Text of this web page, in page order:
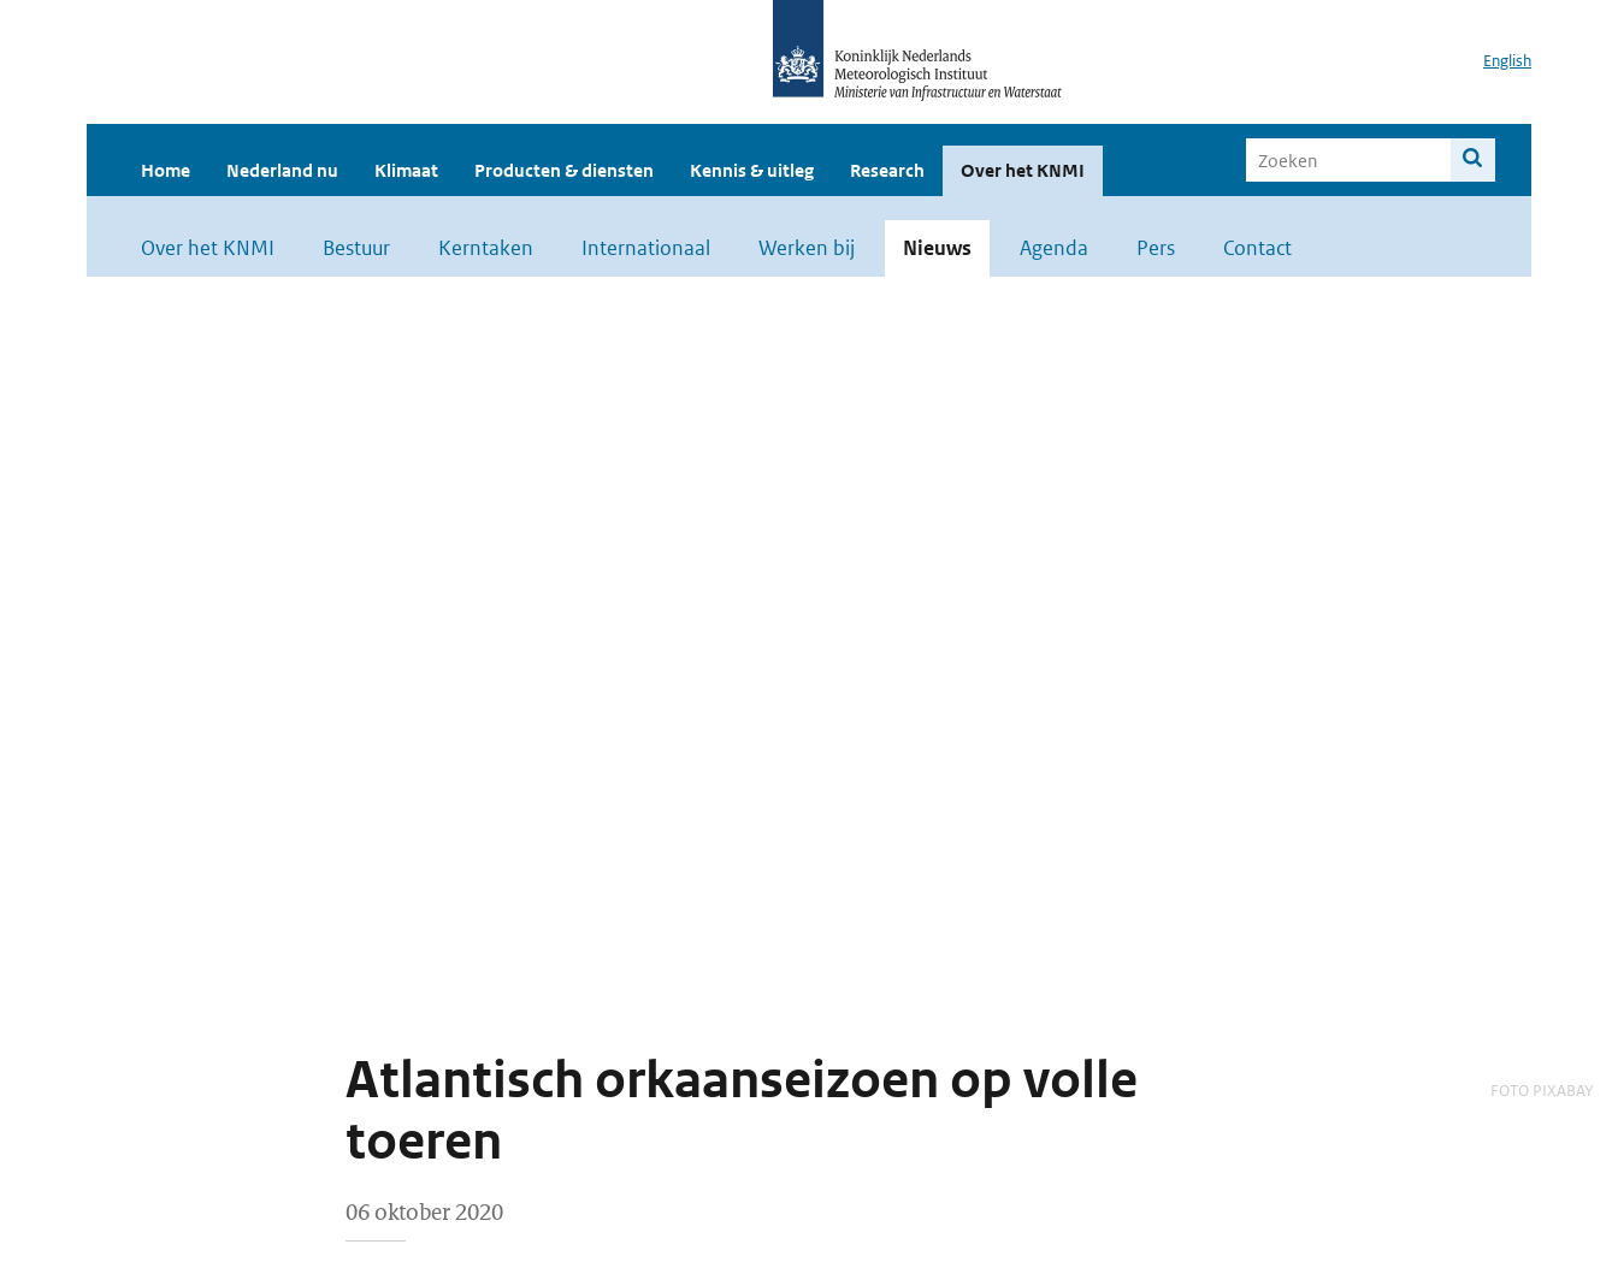
English
Home Nederland nu Klimaat Producten & diensten Kennis & uitleg Research Over het KNMI
Over het KNMI Bestuur Kerntaken Internationaal Werken bij Nieuws Agenda Pers Contact
FOTO PIXABAY
Atlantisch orkaanseizoen op volle
toeren
06 oktober 2020